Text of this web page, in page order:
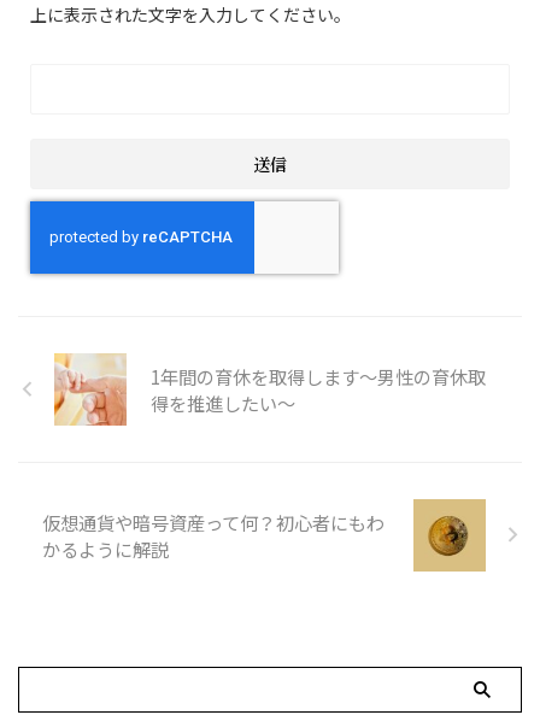
上に表示された文字を入力してください。
1年間の育休を取得します～男性の育休取
得を推進したい～
仮想通貨や暗号資産って何？初心者にもわ
かるように解説